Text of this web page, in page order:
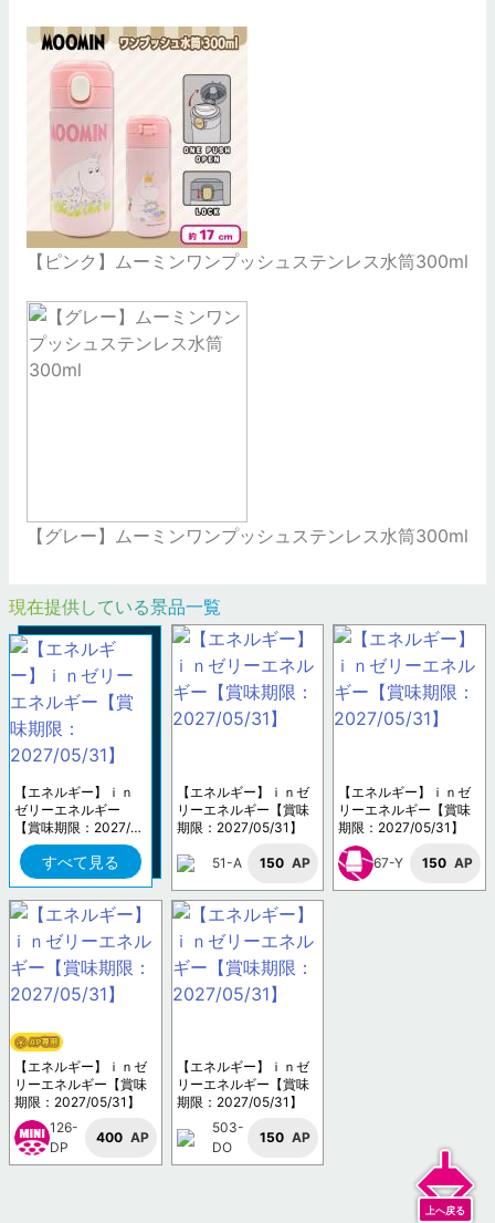
【ピンク】ムーミンワンプッシュステンレス水筒300ml
【グレー】ムーミンワンプッシュステンレス水筒300ml
現在提供している景品一覧
【エネルギー】ｉｎ
ゼリーエネルギー
【賞味期限：2027/0
5/31】
すべて見る
【エネルギー】ｉｎゼ
リーエネルギー【賞味
期限：2027/05/31】
51-A 150 AP
【エネルギー】ｉｎゼ
リーエネルギー【賞味
期限：2027/05/31】
67-Y 150 AP
【エネルギー】ｉｎゼ
リーエネルギー【賞味
期限：2027/05/31】
126-
DP
400 AP
【エネルギー】ｉｎゼ
リーエネルギー【賞味
期限：2027/05/31】
503-
DO
150 AP